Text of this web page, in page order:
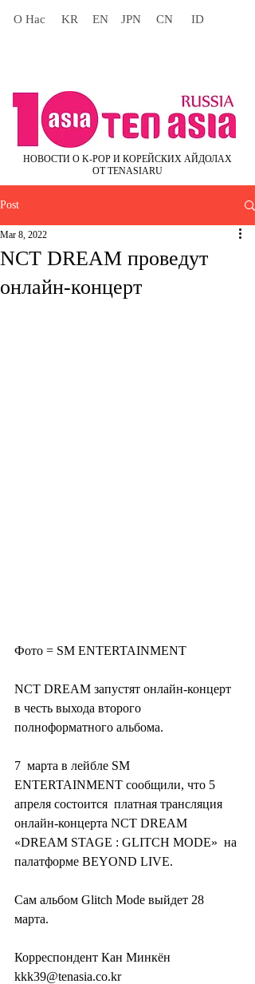
О Нас KR EN JPN CN ID
НОВОСТИ О K-POP И КОРЕЙСКИХ АЙДОЛАХ
ОТ TENASIARU
Post
NCT DREAM проведут
онлайн-концерт
Mar 8, 2022
Фото = SM ENTERTAINMENT
NCT DREAM запустят онлайн-концерт
в честь выхода второго
полноформатного альбома.
7  марта в лейбле SM
ENTERTAINMENT сообщили, что 5
апреля состоится  платная трансляция
онлайн-концерта NCT DREAM
«DREAM STAGE : GLITCH MODE»  на
пaлатформе BEYOND LIVE.
Сам альбом Glitch Mode выйдет 28
марта.
Корреспондент Кан Минкён
kkk39@tenasia.co.kr